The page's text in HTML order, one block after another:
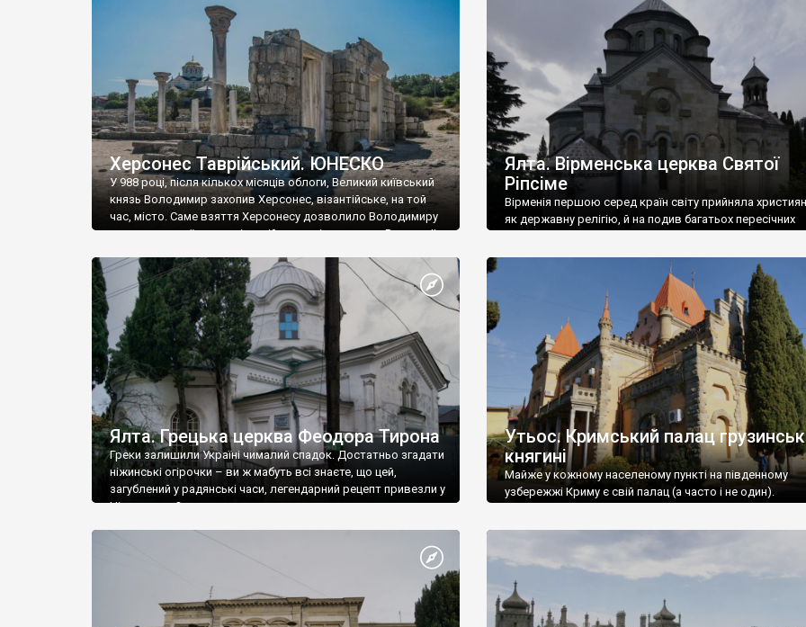
візантійської доби. Раритети викрадені з фондів об’єкту
культурної спадщини ЮНЕСКО «Херсонеса Таврійського».
Офіційно – на виставку «Золото Візантії», але експерти та
влада в Україні вважають це лише […]
називаються «повстяками» (postaki)…” “Вино. Крим
виробляє відмінне вино і його вдосталь: воно все
легке біле і дуже […]
Херсонес Таврійський. ЮНЕСКО
У 988 році, після кількох місяців облоги, Великий київський
князь Володимир захопив Херсонес, візантійське, на той
час, місто. Саме взяття Херсонесу дозволило Володимиру
диктувати свої умови візантійському імператору Василю ІІ,
Херсонесі Володимир-язичник, став Василем-
християнином. А потім було Хрещення Русі. На честь
Херсонесу Таврійського названо місто […]
Ялта. Вірменська церква Святої
Ріпсіме
Вірменія першою серед країн світу прийняла
як державну релігію, й на подив багатьох пересічних
Ялта. Грецька церква Феодора Тирона
Греки залишили Україні чималий спадок. Достатньо згадати
ніжинські огірочки – ви ж мабуть всі знаєте, що цей,
загублений у радянські часи, легендарний рецепт привезли у
Ніжин греки?
Утьос. Кримський палац
княгині
Майже у кожному населеному пункті на південному
узбережжі Криму є свій палац (а часто і не один).